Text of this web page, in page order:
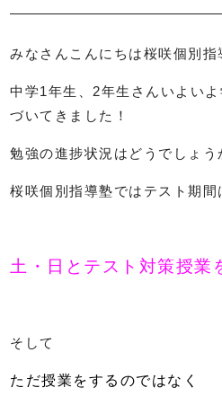
みなさんこんにちは桜咲個別指
中学1年生、 2年生さんいよい
づいてきました！
勉強の進捗状況はどうでしょう
桜咲個別指導塾ではテスト期
土・日とテスト対策授業
そして
ただ授業をするのではなく